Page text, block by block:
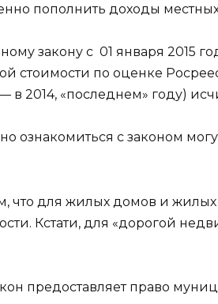
пополнить доходы
закону с 01 января 2015
стоимости по оценке
в 2014, «последнем» году)
ознакомиться с законом
что для жилых домов и
Кстати, для «дорогой
предоставляет право